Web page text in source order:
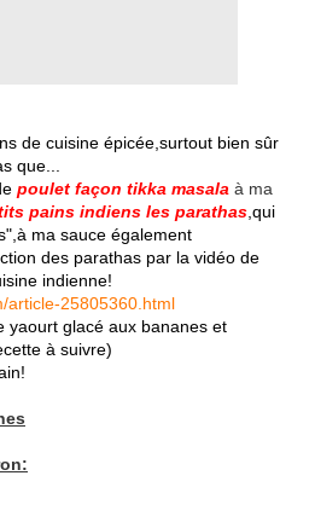
de cuisine épicée,surtout bien sûr
que...
poulet façon tikka masala à ma
pains indiens les parathas ,qui
ma sauce également
des parathas par la vidéo de
indienne!
article-25805360.html
yaourt glacé aux bananes et
à suivre)